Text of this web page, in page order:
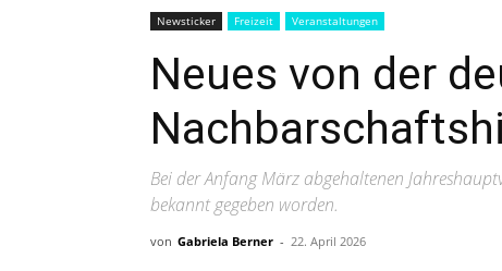
Newsticker Freizeit Veranstaltungen
Neues von der
Bei der Anfang März abgehaltenen
bekannt gegeben worden.
von Gabriela Berner - 22. April 2026